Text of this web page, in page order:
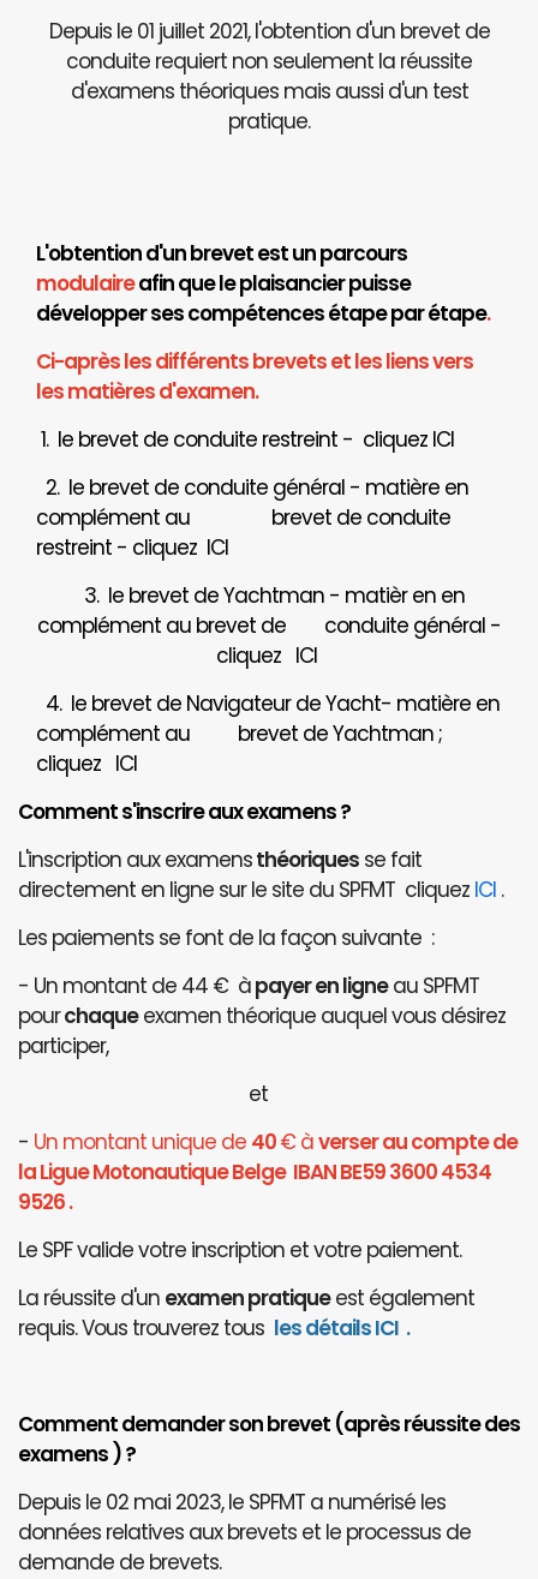
Depuis le 01 juillet 2021, l'obtention d'un brevet de
conduite requiert non seulement la réussite
d'examens théoriques mais aussi d'un test
pratique.
L'obtention d'un brevet est un parcours
modulaireafin que le plaisancier puisse
développer ses compétences étape par étape.
Ci-après les différents brevets et les liens vers
les matières d'examen.
1. le brevet de conduite restreint - cliquez ICI
2. le brevet de conduite général - matière en
complément au brevet de conduite
restreint - cliquez ICI
3. le brevet de Yachtman - matièr en en
complément au brevet de
conduite général -
cliquez ICI
4. le brevet de Navigateur de Yacht- matière en
complément au brevet de Yachtman ;
cliquez ICI
Comment s'inscrire aux examens ?
L'inscription aux examensthéoriques se fait
directement en ligne sur le site du SPFMT cliquez ICI .
Les paiements se font de la façon suivante :
- Un montant de 44 € àpayer en ligneau SPFMT
pourchaqueexamen théorique auquel vous désirez
participer,
et
- Un montant unique de 40€ àverser au compte de
la Ligue Motonautique Belge IBAN BE59 3600 4534
9526 .
Le SPF valide votre inscription et votre paiement.
La réussite d'un examen pratiqueest également
requis. Vous trouverez tous les détails ICI .
Comment demander son brevet (après réussite des
examens ) ?
Depuis le 02 mai 2023, le SPFMT a numérisé les
données relatives aux brevets et le processus de
demande de brevets.